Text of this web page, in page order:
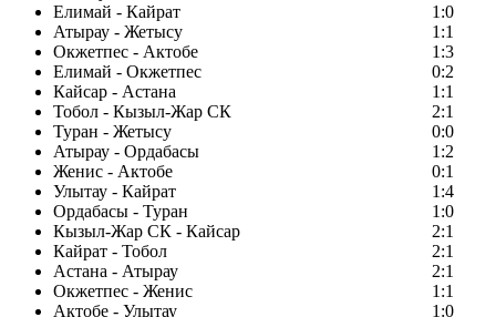
Елимай - Кайрат
1:0
Атырау - Жетысу
1:1
Окжетпес - Актобе
1:3
Елимай - Окжетпес
0:2
Кайсар - Астана
1:1
Тобол - Кызыл-Жар СК
2:1
Туран - Жетысу
0:0
Атырау - Ордабасы
1:2
Женис - Актобе
0:1
Улытау - Кайрат
1:4
Ордабасы - Туран
1:0
Кызыл-Жар СК - Кайсар
2:1
Кайрат - Тобол
2:1
Астана - Атырау
2:1
Окжетпес - Женис
1:1
Актобе - Улытау
1:0